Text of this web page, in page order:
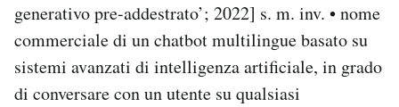
generativo pre-addestrato’; 2022] s. m. inv. • nome
commerciale di un chatbot multilingue basato su
sistemi avanzati di intelligenza artificiale, in grado
di conversare con un utente su qualsiasi